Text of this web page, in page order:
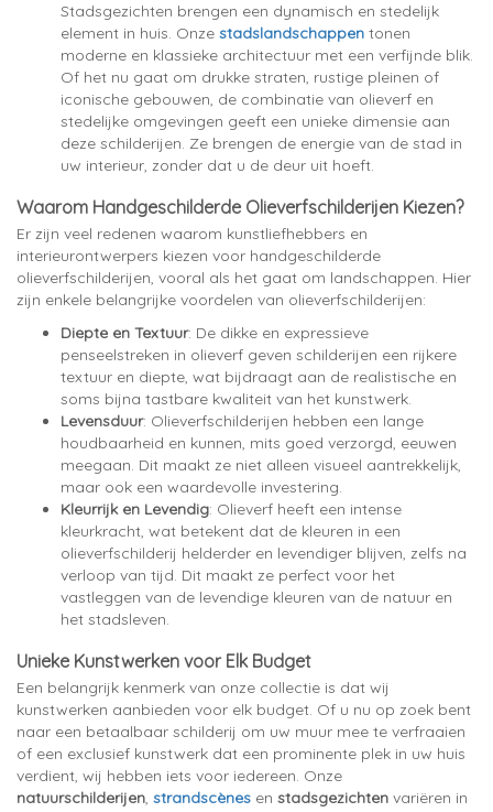
Stadsgezichten brengen een dynamisch en stedelijk
element in huis. Onze stadslandschappen tonen
moderne en klassieke architectuur met een verfijnde blik.
Of het nu gaat om drukke straten, rustige pleinen of
iconische gebouwen, de combinatie van olieverf en
stedelijke omgevingen geeft een unieke dimensie aan
deze schilderijen. Ze brengen de energie van de stad in
uw interieur, zonder dat u de deur uit hoeft.
Waarom Handgeschilderde Olieverfschilderijen Kiezen?
Er zijn veel redenen waarom kunstliefhebbers en
interieurontwerpers kiezen voor handgeschilderde
olieverfschilderijen, vooral als het gaat om landschappen. Hier
zijn enkele belangrijke voordelen van olieverfschilderijen:
Diepte en Textuur: De dikke en expressieve
penseelstreken in olieverf geven schilderijen een rijkere
textuur en diepte, wat bijdraagt aan de realistische en
soms bijna tastbare kwaliteit van het kunstwerk.
Levensduur: Olieverfschilderijen hebben een lange
houdbaarheid en kunnen, mits goed verzorgd, eeuwen
meegaan. Dit maakt ze niet alleen visueel aantrekkelijk,
maar ook een waardevolle investering.
Kleurrijk en Levendig: Olieverf heeft een intense
kleurkracht, wat betekent dat de kleuren in een
olieverfschilderij helderder en levendiger blijven, zelfs na
verloop van tijd. Dit maakt ze perfect voor het
vastleggen van de levendige kleuren van de natuur en
het stadsleven.
Unieke Kunstwerken voor Elk Budget
Een belangrijk kenmerk van onze collectie is dat wij
kunstwerken aanbieden voor elk budget. Of u nu op zoek bent
naar een betaalbaar schilderij om uw muur mee te verfraaien
of een exclusief kunstwerk dat een prominente plek in uw huis
verdient, wij hebben iets voor iedereen. Onze
natuurschilderijen, strandscènes en stadsgezichten variëren in